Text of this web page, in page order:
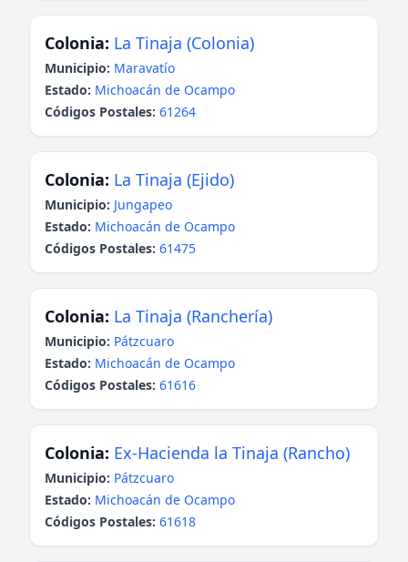
Colonia: La Tinaja (Colonia)
Municipio: Maravatío
Estado: Michoacán de Ocampo
Códigos Postales: 61264
Colonia: La Tinaja (Ejido)
Municipio: Jungapeo
Estado: Michoacán de Ocampo
Códigos Postales: 61475
Colonia: La Tinaja (Ranchería)
Municipio: Pátzcuaro
Estado: Michoacán de Ocampo
Códigos Postales: 61616
Colonia: Ex-Hacienda la Tinaja (Rancho)
Municipio: Pátzcuaro
Estado: Michoacán de Ocampo
Códigos Postales: 61618